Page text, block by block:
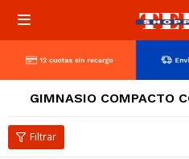

GIMNASIO COMPACTO